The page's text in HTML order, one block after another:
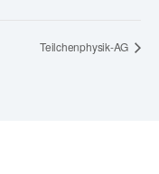
Teilchenphysik-AG